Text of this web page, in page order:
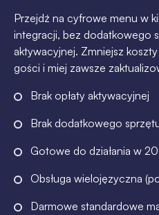
Przejdź na cyfrowe menu w
integracji, bez dodatkowego
aktywacyjnej. Zmniejsz
gości i miej zawsze
Brak opłaty aktywacyjnej
Brak dodatkowego
Gotowe do działania w
Obsługa wielojęzyczna
Darmowe standardowe